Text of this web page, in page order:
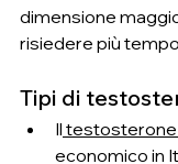
dimensione
risiedere più
Tipi di
Il
economico in